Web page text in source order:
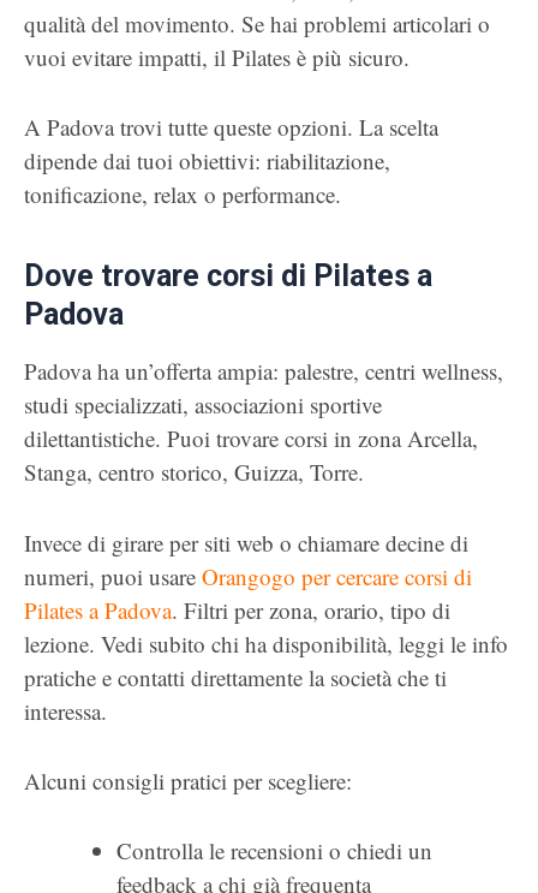
qualità del movimento. Se hai problemi articolari o
vuoi evitare impatti, il Pilates è più sicuro.
A Padova trovi tutte queste opzioni. La scelta
dipende dai tuoi obiettivi: riabilitazione,
tonificazione, relax o performance.
Dove trovare corsi di Pilates a
Padova
Padova ha un’offerta ampia: palestre, centri wellness,
studi specializzati, associazioni sportive
dilettantistiche. Puoi trovare corsi in zona Arcella,
Stanga, centro storico, Guizza, Torre.
Invece di girare per siti web o chiamare decine di
numeri, puoi usare Orangogo per cercare corsi di
Pilates a Padova. Filtri per zona, orario, tipo di
lezione. Vedi subito chi ha disponibilità, leggi le info
pratiche e contatti direttamente la società che ti
interessa.
Alcuni consigli pratici per scegliere:
Controlla le recensioni o chiedi un
feedback a chi già frequenta